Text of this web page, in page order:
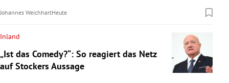
Johannes WeichhartHeute
Inland
„Ist das Comedy?“: So reagiert das Netz
auf Stockers Aussage